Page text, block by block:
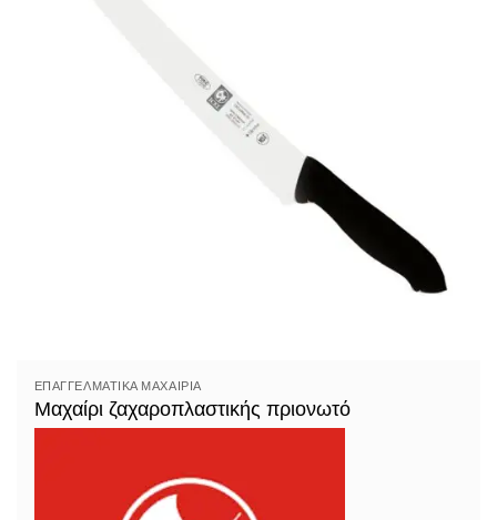
ΕΠΑΓΓΕΛΜΑΤΙΚΆ ΜΑΧΑΊΡΙΑ
Μαχαίρι ζαχαροπλαστικής πριονωτό